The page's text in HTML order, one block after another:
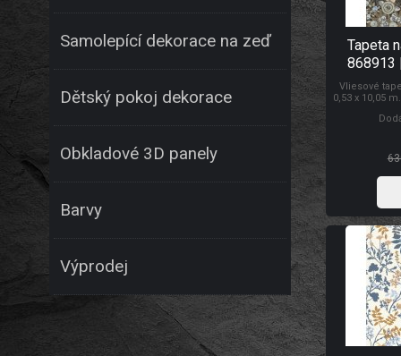
Tapeta
868913
Vliesové
0,53 x 10,05
tapety na
Samolepící dekorace na zeď
Dětský pokoj dekorace
Obkladové 3D panely
Barvy
Výprodej